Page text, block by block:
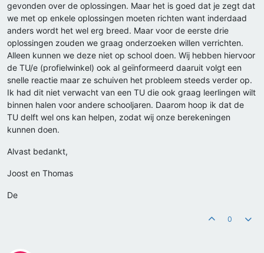
gevonden over de oplossingen. Maar het is goed dat je zegt dat
we met op enkele oplossingen moeten richten want inderdaad
anders wordt het wel erg breed. Maar voor de eerste drie
oplossingen zouden we graag onderzoeken willen verrichten.
Alleen kunnen we deze niet op school doen. Wij hebben hiervoor
de TU/e (profielwinkel) ook al geïnformeerd daaruit volgt een
snelle reactie maar ze schuiven het probleem steeds verder op.
Ik had dit niet verwacht van een TU die ook graag leerlingen wilt
binnen halen voor andere schooljaren. Daarom hoop ik dat de
TU delft wel ons kan helpen, zodat wij onze berekeningen
kunnen doen.
Alvast bedankt,
Joost en Thomas
De
0